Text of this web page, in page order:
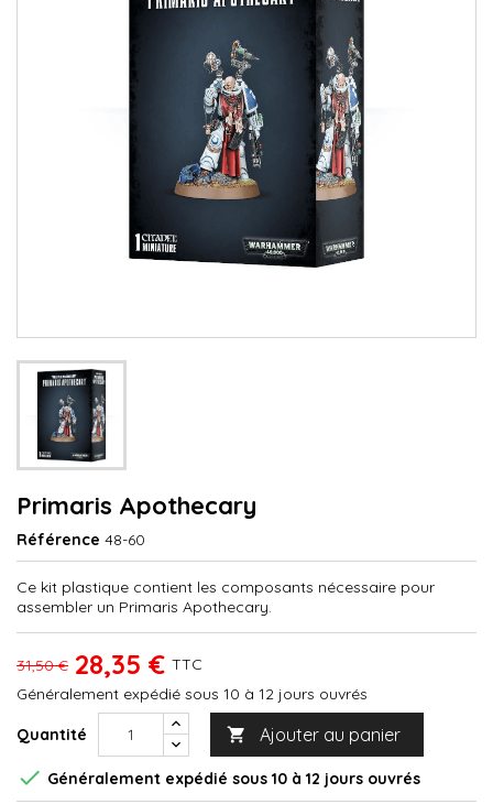
Primaris Apothecary
Référence 48-60
Ce kit plastique contient les composants nécessaire pour
assembler un Primaris Apothecary.
31,50 € 28,35 € TTC
Généralement expédié sous 10 à 12 jours ouvrés
Quantité  Ajouter au panier
 Généralement expédié sous 10 à 12 jours ouvrés